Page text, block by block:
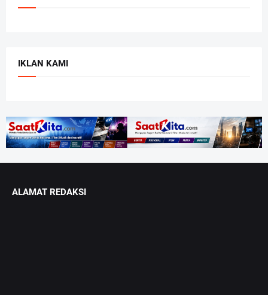
IKLAN KAMI
ALAMAT REDAKSI